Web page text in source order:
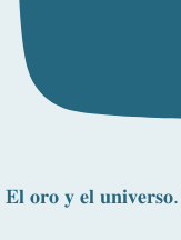
𝐄𝐥 𝐨𝐫𝐨 𝐲 𝐞𝐥